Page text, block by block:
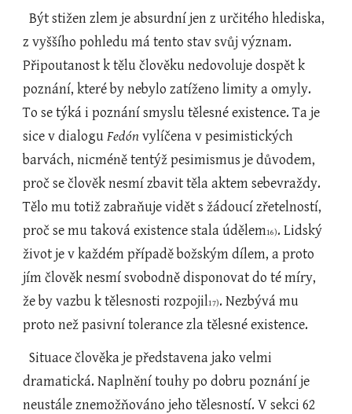
  Být stižen zlem je absurdní jen z určitého hlediska,
z vyššího pohledu má tento stav svůj význam.
Připoutanost k tělu člověku nedovoluje dospět k
poznání, které by nebylo zatíženo limity a omyly.
To se týká i poznání smyslu tělesné existence. Ta je
sice v dialogu Fedón vylíčena v pesimistických
barvách, nicméně tentýž pesimismus je důvodem,
proč se člověk nesmí zbavit těla aktem sebevraždy.
Tělo mu totiž zabraňuje vidět s žádoucí zřetelností,
proč se mu taková existence stala údělem16). Lidský
život je v každém případě božským dílem, a proto
jím člověk nesmí svobodně disponovat do té míry,
že by vazbu k tělesnosti rozpojil17). Nezbývá mu
proto než pasivní tolerance zla tělesné existence.
  Situace člověka je představena jako velmi
dramatická. Naplnění touhy po dobru poznání je
neustále znemožňováno jeho tělesností. V sekci 62